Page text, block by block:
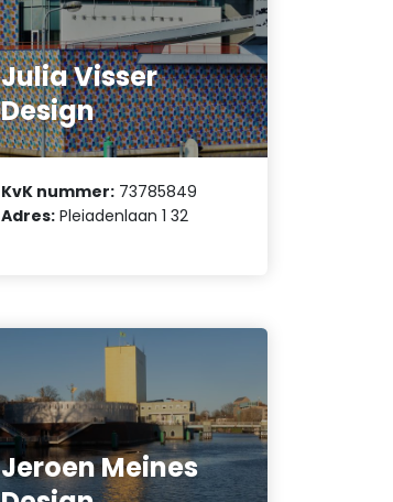
Julia Visser
Design
KvK nummer: 73785849
Adres: Pleiadenlaan 1 32
Jeroen Meines